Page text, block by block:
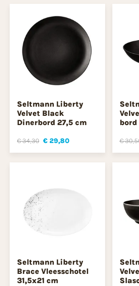
Seltmann Liberty
Velvet Black
Dinerbord 27,5 cm
€ 34,30 € 29,80
bord
€
Seltmann Liberty
Brace Vleesschotel
31,5x21 cm